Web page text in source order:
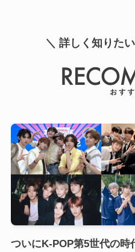
＼ 詳しく知りた
ついにK-POP第5世代の時